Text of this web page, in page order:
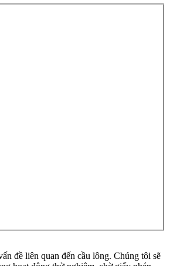
đề liên quan đến cầu lông. Chúng tôi sẽ